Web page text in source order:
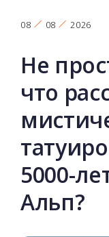
08 08 2026
Не
что
5000-
Альп?